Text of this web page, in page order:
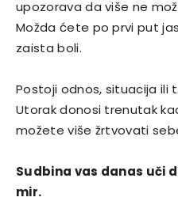
upozorava da više ne
Možda ćete po prvi put
zaista boli.
Postoji odnos, situacija ili
Utorak donosi trenutak
možete više žrtvovati
Sudbina vas danas uči
mir.